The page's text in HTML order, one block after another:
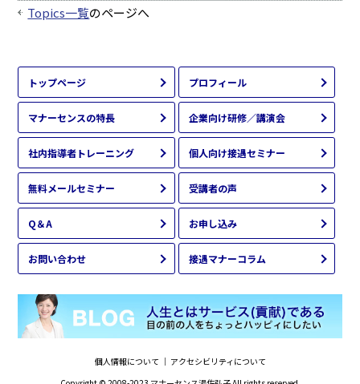
Topics一覧のページへ
トップページ プロフィール
マナーセンスの特長 企業向け研修／講演会
社内指導者トレーニング 個人向け接遇セミナー
無料メールセミナー 受講者の声
Q＆A お申し込み
お問い合わせ 接遇マナーコラム
個人情報について ｜ アクセシビリティについて